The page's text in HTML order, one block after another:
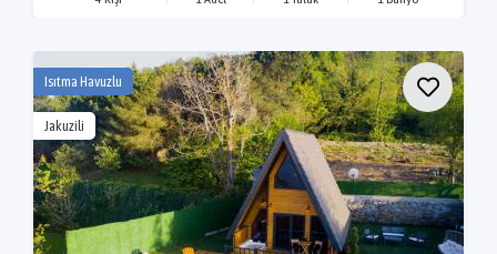
Isıtma Havuzlu
Jakuzili